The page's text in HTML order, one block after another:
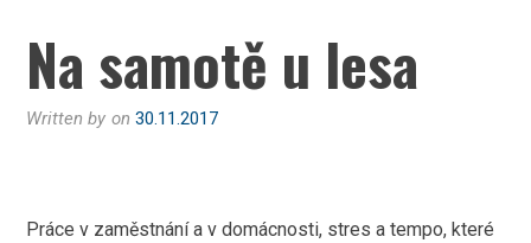
Na samotě u lesa
Written by on30.11.2017
Práce v zaměstnání a v domácnosti, stres a tempo, které